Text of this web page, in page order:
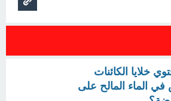
خلايا الكائنات
في الماء المالح على